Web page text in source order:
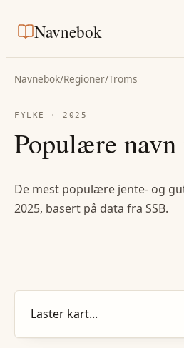
Navnebok
Navnebok/Regioner/Troms
FYLKE ·2025
Populære
De mest populære jente- og
2025, basert på data fra SSB.
Laster kart...